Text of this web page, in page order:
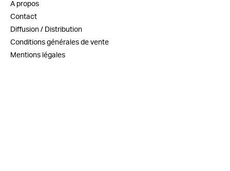
A propos
Contact
Diffusion / Distribution
Conditions générales de vente
Mentions légales